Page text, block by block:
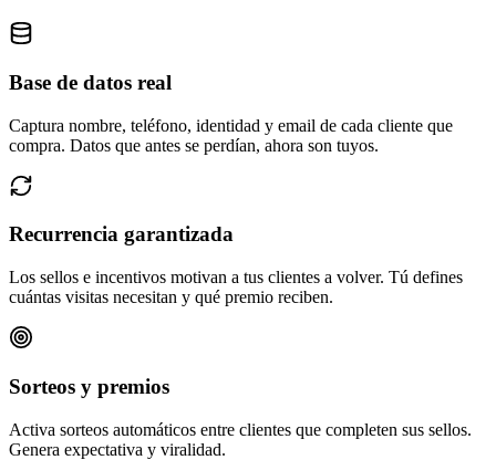
Base de datos real
Captura nombre, teléfono, identidad y email de cada cliente que
compra. Datos que antes se perdían, ahora son tuyos.
Recurrencia garantizada
Los sellos e incentivos motivan a tus clientes a volver. Tú defines
cuántas visitas necesitan y qué premio reciben.
Sorteos y premios
Activa sorteos automáticos entre clientes que completen sus sellos.
Genera expectativa y viralidad.